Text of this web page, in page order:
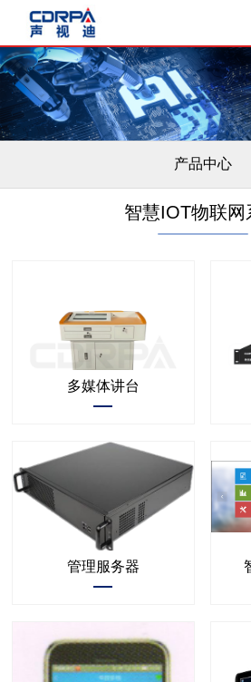
产品中心
智慧IOT物联网
多媒体讲台
管理服务器